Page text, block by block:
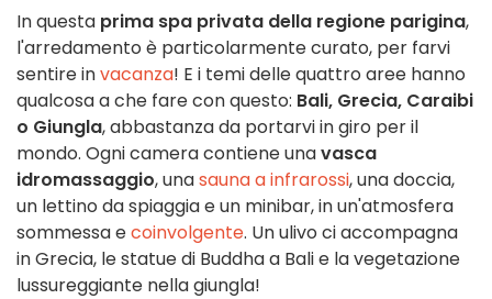
In questa prima spa privata della regione parigina,
l'arredamento è particolarmente curato, per farvi
sentire invacanza! E i temi delle quattro aree hanno
qualcosa a che fare con questo: Bali, Grecia, Caraibi
o Giungla, abbastanza da portarvi in giro per il
mondo. Ogni camera contiene unavasca
idromassaggio, unasauna a infrarossi, una doccia,
un lettino da spiaggia e un minibar, in un'atmosfera
sommessa ecoinvolgente. Un ulivo ci accompagna
in Grecia, le statue di Buddha a Bali e la vegetazione
lussureggiante nella giungla!